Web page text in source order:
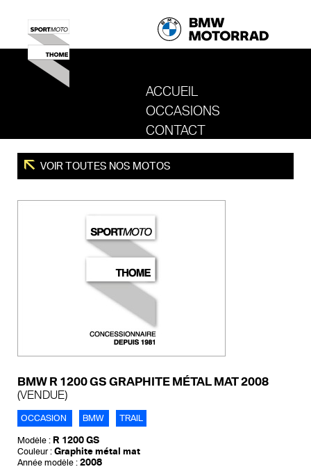
ACCUEIL
REVENIR AU SITE DE SPORT MOTO
OCCASIONS
CONTACT
VOIR TOUTES NOS MOTOS
BMW R 1200 GS GRAPHITE MÉTAL MAT 2008
(VENDUE)
OCCASION BMW TRAIL
Modèle : R 1200 GS
Couleur : Graphite métal mat
Année modèle : 2008